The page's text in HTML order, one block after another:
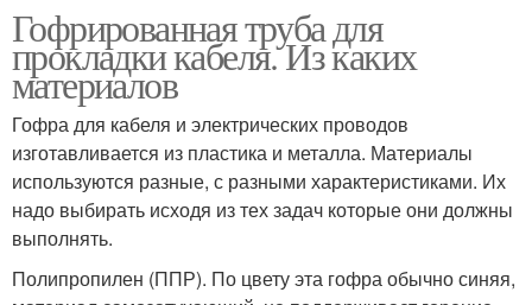
Гофрированная труба для
прокладки кабеля. Из каких
материалов
Гофра для кабеля и электрических проводов
изготавливается из пластика и металла. Материалы
используются разные, с разными характеристиками. Их
надо выбирать исходя из тех задач которые они должны
выполнять.
Полипропилен (ППР). По цвету эта гофра обычно синяя,